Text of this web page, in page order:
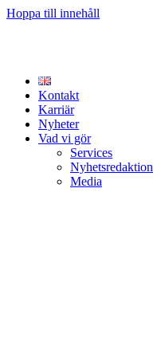
Hoppa till innehåll
Kontakt
Karriär
Nyheter
Vad vi gör
Services
Nyhetsredaktion
Media